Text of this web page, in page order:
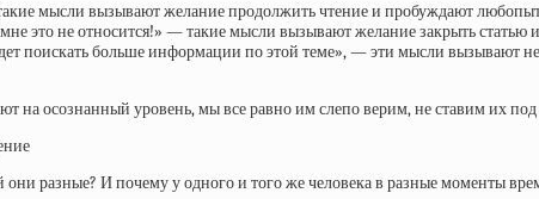
мысли вызывают желание продолжить чтение и пробуждают
это не относится!» — такие мысли вызывают желание закрыть статью
поискать больше информации по этой теме», — эти мысли вызывают
на осознанный уровень, мы все равно им слепо верим, не ставим их
разные? И почему у одного и того же человека в разные моменты